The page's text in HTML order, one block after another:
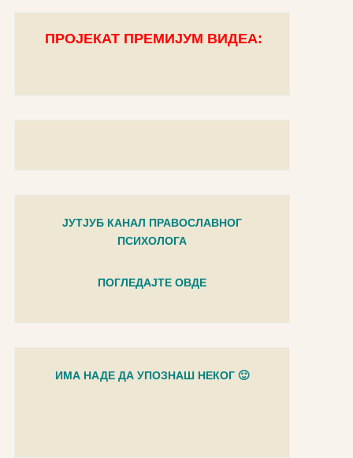
ПРОЈЕКАТ ПРЕМИЈУМ ВИДЕА:
ЈУТЈУБ КАНАЛ ПРАВОСЛАВНОГ
ПСИХОЛОГА
ПОГЛЕДАЈТЕ ОВДЕ
ИМА НАДЕ ДА УПОЗНАШ НЕКОГ 🙂